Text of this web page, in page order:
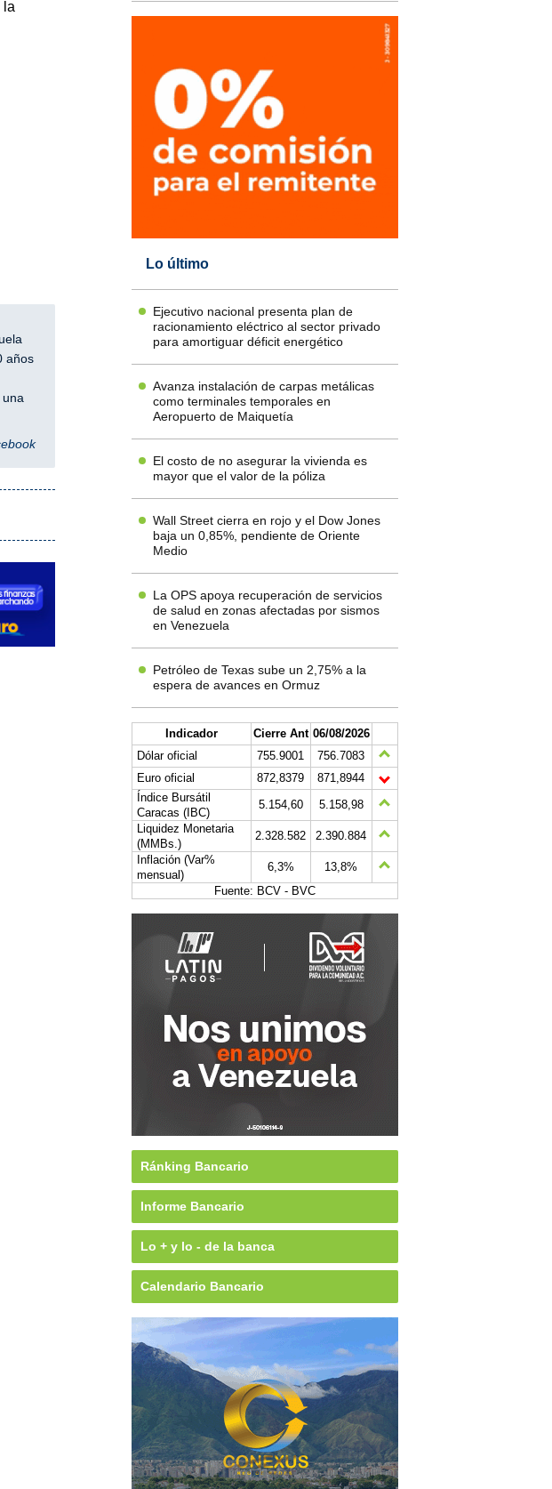
la
años
Lo último
Ejecutivo nacional presenta plan de
racionamiento eléctrico al sector privado
para amortiguar déficit energético
Avanza instalación de carpas metálicas
como terminales temporales en
Aeropuerto de Maiquetía
El costo de no asegurar la vivienda es
mayor que el valor de la póliza
Wall Street cierra en rojo y el Dow Jones
baja un 0,85%, pendiente de Oriente
Medio
La OPS apoya recuperación de servicios
de salud en zonas afectadas por sismos
en Venezuela
Petróleo de Texas sube un 2,75% a la
espera de avances en Ormuz
Indicador Cierre Ant 06/08/2026
Dólar oficial
755.9001
756.7083
Euro oficial
872,8379
871,8944
Índice Bursátil
Caracas (IBC)
5.154,60
5.158,98
Liquidez Monetaria
(MMBs.)
2.328.582
2.390.884
Inflación (Var%
mensual)
6,3%
13,8%
Fuente: BCV - BVC
Ránking Bancario
Informe Bancario
Lo + y lo - de la banca
Calendario Bancario